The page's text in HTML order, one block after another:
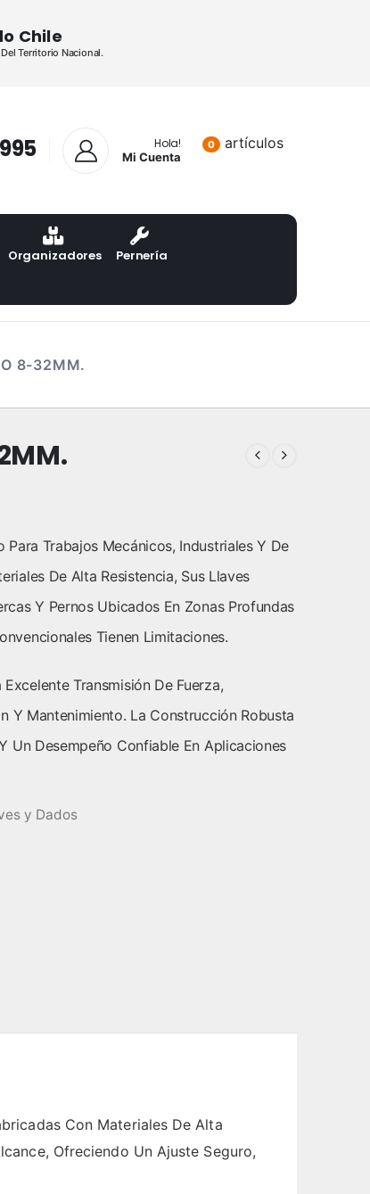
Chile
Territorio Nacional.
Hola!
Mi Cuenta
0 artículos
Organizadores Pernería
8-32MM.
Para Trabajos Mecánicos, Industriales Y De
De Alta Resistencia, Sus Llaves
Y Pernos Ubicados En Zonas Profundas
Tienen Limitaciones.
Transmisión De Fuerza,
Y Mantenimiento. La Construcción Robusta
Un Desempeño Confiable En Aplicaciones
y Dados
Con Materiales De Alta
Ofreciendo Un Ajuste Seguro,